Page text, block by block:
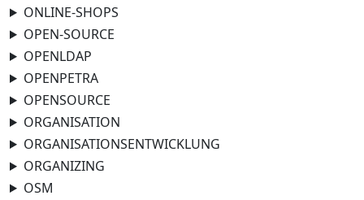
ONLINE-SHOPS
OPEN-SOURCE
OPENLDAP
OPENPETRA
OPENSOURCE
ORGANISATION
ORGANISATIONSENTWICKLUNG
ORGANIZING
OSM